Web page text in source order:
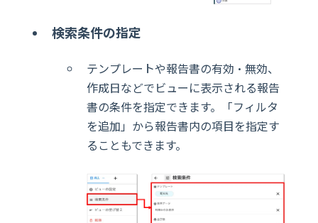
検索条件の指定
テンプレートや報告書の有効・無効、
作成日などでビューに表示される報告
書の条件を指定でき ます。「フィルタ
を追加」から報告書内の項目を指定す
ることもできます。